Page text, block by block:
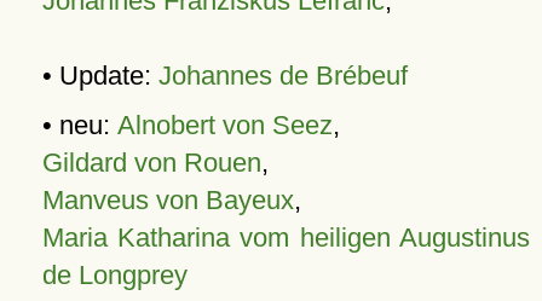
• Update: Johannes de Brébeuf
• neu: Alnobert von Seez,
Gildard von Rouen,
Manveus von Bayeux,
Maria Katharina vom heiligen Augustinus
de Longprey